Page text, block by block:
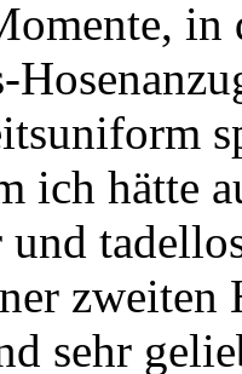
in
ich hätte
zweiten
sehr